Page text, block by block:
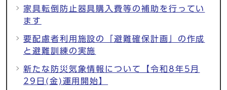
家具転倒防止器具購入費等の補助を行ってい
ます
要配慮者利用施設の「避難確保計画」の作成
と避難訓練の実施
新たな防災気象情報について【令和8年5月
29日(金)運用開始】